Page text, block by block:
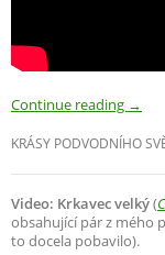
Continue reading →
KRÁSY PODVODNÍHO
Video: Krkavec velký(
obsahující pár z mého
to docela pobavilo).